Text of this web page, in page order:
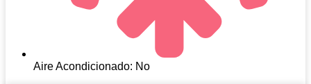
Aire Acondicionado: No